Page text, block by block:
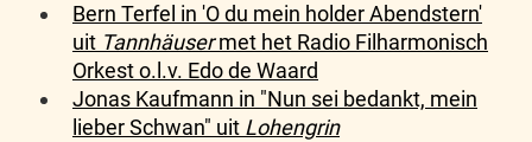
Bern Terfel in 'O du mein holder Abendstern'
uit Tannhäusermet het Radio Filharmonisch
Orkest o.l.v. Edo de Waard
Jonas Kaufmann in "Nun sei bedankt, mein
lieber Schwan" uit Lohengrin